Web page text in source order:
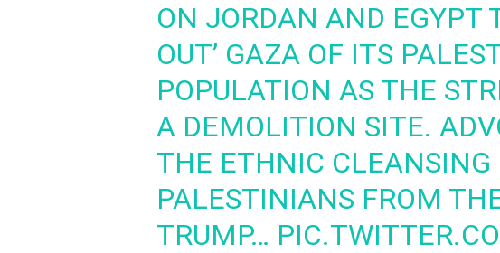
ON JORDAN AND EGYPT
OUT’ GAZA OF ITS
POPULATION AS THE
A DEMOLITION SITE.
THE ETHNIC CLEANSING
PALESTINIANS FROM
TRUMP…